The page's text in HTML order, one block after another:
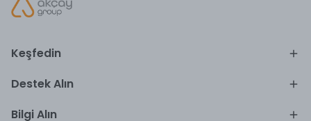
Keşfedin
Destek Alın
Bilgi Alın